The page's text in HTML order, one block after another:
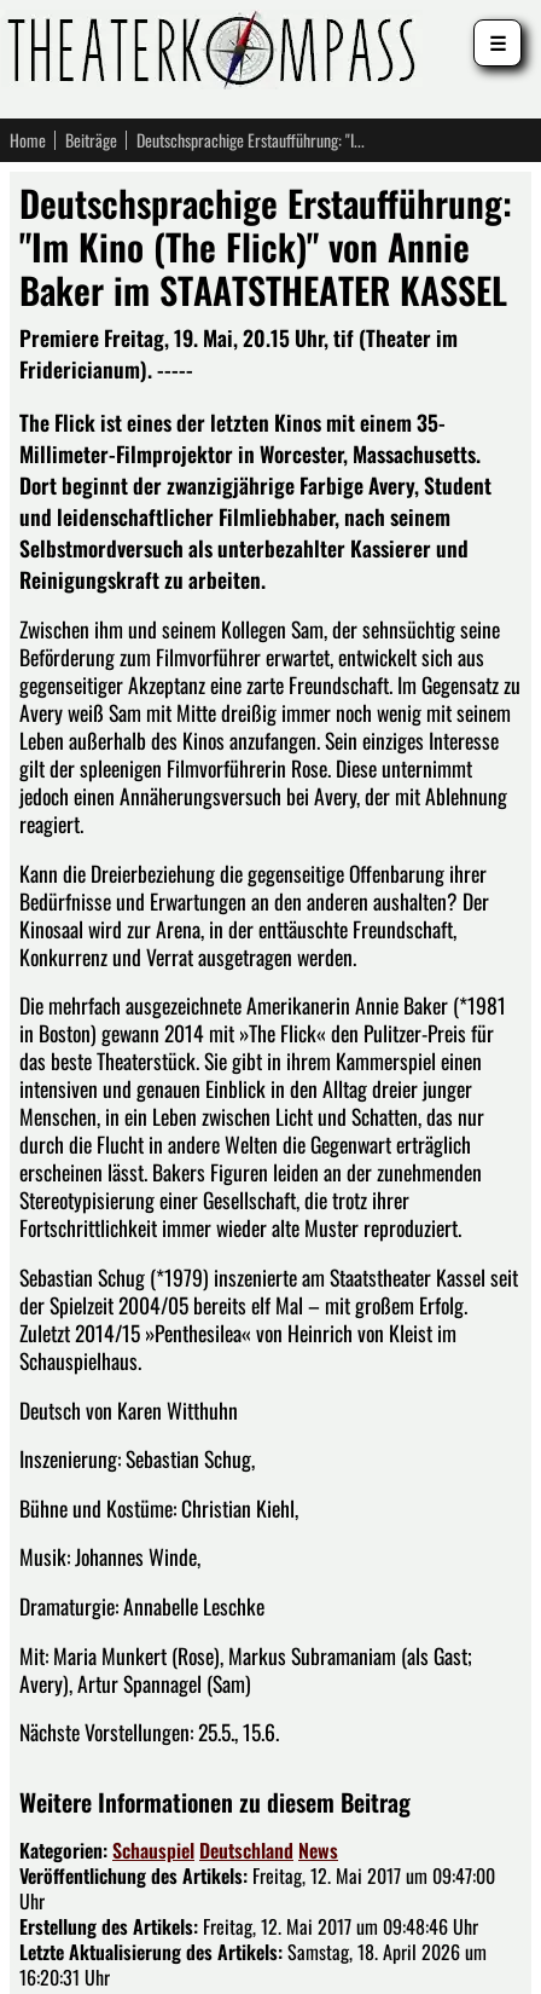
Home Beiträge Deutschsprachige Erstaufführung: "Im Kino (The Flick)" von Annie Baker im STAATSTHEATER KASSEL
Deutschsprachige Erstaufführung:
"Im Kino (The Flick)" von Annie
Baker im STAATSTHEATER KASSEL
Premiere Freitag, 19. Mai, 20.15 Uhr, tif (Theater im
Fridericianum). -----
The Flick ist eines der letzten Kinos mit einem 35-
Millimeter-Filmprojektor in Worcester, Massachusetts.
Dort beginnt der zwanzigjährige Farbige Avery, Student
und leidenschaftlicher Filmliebhaber, nach seinem
Selbstmordversuch als unterbezahlter Kassierer und
Reinigungskraft zu arbeiten.
Zwischen ihm und seinem Kollegen Sam, der sehnsüchtig seine
Beförderung zum Filmvorführer erwartet, entwickelt sich aus
gegenseitiger Akzeptanz eine zarte Freundschaft. Im Gegensatz zu
Avery weiß Sam mit Mitte dreißig immer noch wenig mit seinem
Leben außerhalb des Kinos anzufangen. Sein einziges Interesse
gilt der spleenigen Filmvorführerin Rose. Diese unternimmt
jedoch einen Annäherungsversuch bei Avery, der mit Ablehnung
reagiert.
Kann die Dreierbeziehung die gegenseitige Offenbarung ihrer
Bedürfnisse und Erwartungen an den anderen aushalten? Der
Kinosaal wird zur Arena, in der enttäuschte Freundschaft,
Konkurrenz und Verrat ausgetragen werden.
Die mehrfach ausgezeichnete Amerikanerin Annie Baker (*1981
in Boston) gewann 2014 mit »The Flick« den Pulitzer-Preis für
das beste Theaterstück. Sie gibt in ihrem Kammerspiel einen
intensiven und genauen Einblick in den Alltag dreier junger
Menschen, in ein Leben zwischen Licht und Schatten, das nur
durch die Flucht in andere Welten die Gegenwart erträglich
erscheinen lässt. Bakers Figuren leiden an der zunehmenden
Stereotypisierung einer Gesellschaft, die trotz ihrer
Fortschrittlichkeit immer wieder alte Muster reproduziert.
Sebastian Schug (*1979) inszenierte am Staatstheater Kassel seit
der Spielzeit 2004/05 bereits elf Mal – mit großem Erfolg.
Zuletzt 2014/15 »Penthesilea« von Heinrich von Kleist im
Schauspielhaus.
Deutsch von Karen Witthuhn
Inszenierung: Sebastian Schug,
Bühne und Kostüme: Christian Kiehl,
Musik: Johannes Winde,
Dramaturgie: Annabelle Leschke
Mit: Maria Munkert (Rose), Markus Subramaniam (als Gast;
Avery), Artur Spannagel (Sam)
Nächste Vorstellungen: 25.5., 15.6.
Weitere Informationen zu diesem Beitrag
Kategorien:Schauspiel Deutschland News
Veröffentlichung des Artikels: Freitag, 12. Mai 2017 um 09:47:00
Uhr
Erstellung des Artikels: Freitag, 12. Mai 2017 um 09:48:46 Uhr
Letzte Aktualisierung des Artikels:Samstag, 18. April 2026 um
16:20:31 Uhr
☰